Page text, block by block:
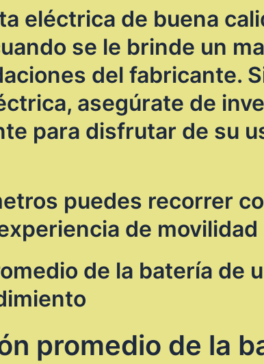
eléctrica de buena
se le brinde un
del fabricante.
asegúrate de
para disfrutar de su
puedes recorrer
de movilidad
de la batería de
promedio de la